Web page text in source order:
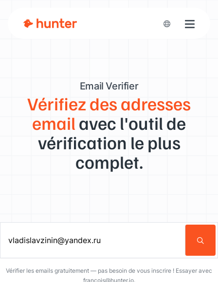
Toggle
Email Verifier
Vérifiez des adresses
email avec l'outil de
vérification le plus
complet.
Entrez une adresse email…
Vérifier les emails gratuitement — pas besoin de vous inscrire ! Essayer avec
francois@hunter.io.